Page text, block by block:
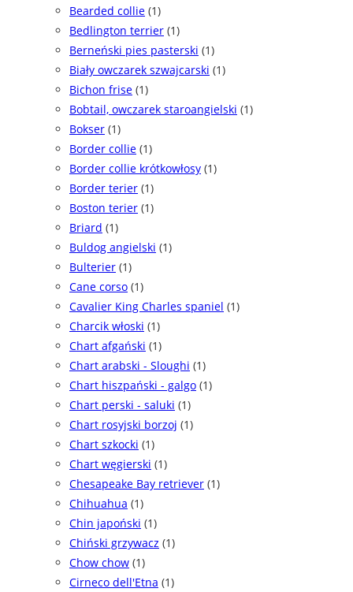
Bearded collie (1)
Bedlington terrier (1)
Berneński pies pasterski (1)
Biały owczarek szwajcarski (1)
Bichon frise (1)
Bobtail, owczarek staroangielski (1)
Bokser (1)
Border collie (1)
Border collie krótkowłosy (1)
Border terier (1)
Boston terier (1)
Briard (1)
Buldog angielski (1)
Bulterier (1)
Cane corso (1)
Cavalier King Charles spaniel (1)
Charcik włoski (1)
Chart afgański (1)
Chart arabski - Sloughi (1)
Chart hiszpański - galgo (1)
Chart perski - saluki (1)
Chart rosyjski borzoj (1)
Chart szkocki (1)
Chart węgierski (1)
Chesapeake Bay retriever (1)
Chihuahua (1)
Chin japoński (1)
Chiński grzywacz (1)
Chow chow (1)
Cirneco dell'Etna (1)